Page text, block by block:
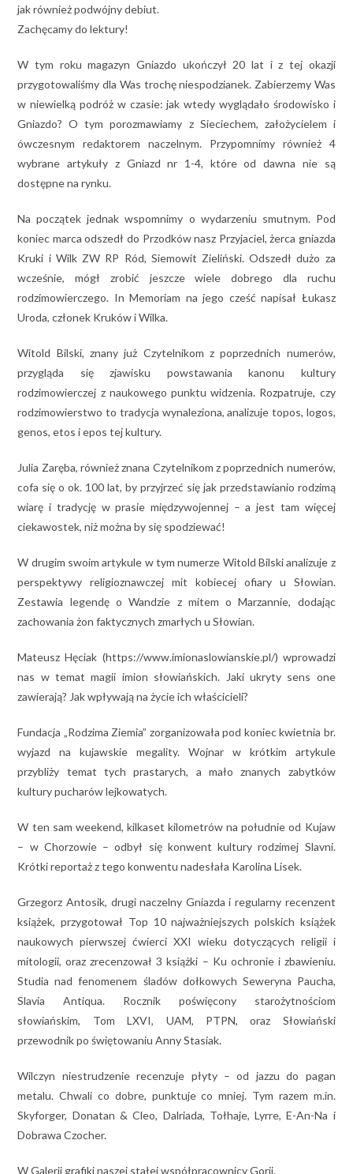
jak również podwójny debiut.
Zachęcamy do lektury!
W tym roku magazyn Gniazdo ukończył 20 lat i z tej okazji
przygotowaliśmy dla Was trochę niespodzianek. Zabierzemy Was
w niewielką podróż w czasie: jak wtedy wyglądało środowisko i
Gniazdo? O tym porozmawiamy z Sieciechem, założycielem i
ówczesnym redaktorem naczelnym. Przypomnimy również 4
wybrane artykuły z Gniazd nr 1-4, które od dawna nie są
dostępne na rynku.
Na początek jednak wspomnimy o wydarzeniu smutnym. Pod
koniec marca odszedł do Przodków nasz Przyjaciel, żerca gniazda
Kruki i Wilk ZW RP Ród, Siemowit Zieliński. Odszedł dużo za
wcześnie, mógł zrobić jeszcze wiele dobrego dla ruchu
rodzimowierczego. In Memoriam na jego cześć napisał Łukasz
Uroda, członek Kruków i Wilka.
Witold Bilski, znany już Czytelnikom z poprzednich numerów,
przygląda się zjawisku powstawania kanonu kultury
rodzimowierczej z naukowego punktu widzenia. Rozpatruje, czy
rodzimowierstwo to tradycja wynaleziona, analizuje topos, logos,
genos, etos i epos tej kultury.
Julia Zaręba, również znana Czytelnikom z poprzednich numerów,
cofa się o ok. 100 lat, by przyjrzeć się jak przedstawianio rodzimą
wiarę i tradycję w prasie międzywojennej – a jest tam więcej
ciekawostek, niż można by się spodziewać!
W drugim swoim artykule w tym numerze Witold Bilski analizuje z
perspektywy religioznawczej mit kobiecej ofiary u Słowian.
Zestawia legendę o Wandzie z mitem o Marzannie, dodając
zachowania żon faktycznych zmarłych u Słowian.
Mateusz Hęciak (https://www.imionaslowianskie.pl/) wprowadzi
nas w temat magii imion słowiańskich. Jaki ukryty sens one
zawierają? Jak wpływają na życie ich właścicieli?
Fundacja „Rodzima Ziemia” zorganizowała pod koniec kwietnia br.
wyjazd na kujawskie megality. Wojnar w krótkim artykule
przybliży temat tych prastarych, a mało znanych zabytków
kultury pucharów lejkowatych.
W ten sam weekend, kilkaset kilometrów na południe od Kujaw
– w Chorzowie – odbył się konwent kultury rodzimej Slavni.
Krótki reportaż z tego konwentu nadesłała Karolina Lisek.
Grzegorz Antosik, drugi naczelny Gniazda i regularny recenzent
książek, przygotował Top 10 najważniejszych polskich książek
naukowych pierwszej ćwierci XXI wieku dotyczących religii i
mitologii, oraz zrecenzował 3 książki – Ku ochronie i zbawieniu.
Studia nad fenomenem śladów dołkowych Seweryna Paucha,
Slavia Antiqua. Rocznik poświęcony starożytnościom
słowiańskim, Tom LXVI, UAM, PTPN, oraz Słowiański
przewodnik po świętowaniu Anny Stasiak.
Wilczyn niestrudzenie recenzuje płyty – od jazzu do pagan
metalu. Chwali co dobre, punktuje co mniej. Tym razem m.in.
Skyforger, Donatan & Cleo, Dalriada, Tołhaje, Lyrre, E-An-Na i
Dobrawa Czocher.
W Galerii grafiki naszej stałej współpracownicy Gorii.